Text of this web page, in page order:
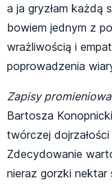
a ja gryzłam każdą
bowiem jednym z
wrażliwością i
poprowadzenia
Zapisy
Bartosza
twórczej
Zdecydowanie
nieraz gorzki nektar